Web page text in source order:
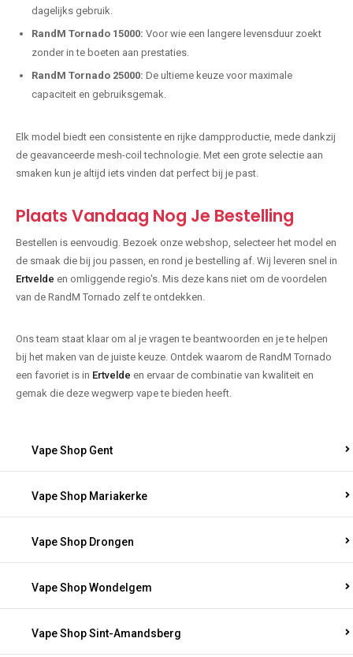
dagelijks gebruik.
RandM Tornado 15000: Voor wie een langere levensduur zoekt
zonder in te boeten aan prestaties.
RandM Tornado 25000: De ultieme keuze voor maximale
capaciteit en gebruiksgemak.
Elk model biedt een consistente en rijke dampproductie, mede dankzij
de geavanceerde mesh-coil technologie. Met een grote selectie aan
smaken kun je altijd iets vinden dat perfect bij je past.
Plaats Vandaag Nog Je Bestelling
Bestellen is eenvoudig. Bezoek onze webshop, selecteer het model en
de smaak die bij jou passen, en rond je bestelling af. Wij leveren snel in
Ertvelde en omliggende regio's. Mis deze kans niet om de voordelen
van de RandM Tornado zelf te ontdekken.
Ons team staat klaar om al je vragen te beantwoorden en je te helpen
bij het maken van de juiste keuze. Ontdek waarom de RandM Tornado
een favoriet is in Ertvelde en ervaar de combinatie van kwaliteit en
gemak die deze wegwerp vape te bieden heeft.
Vape Shop Gent
Vape Shop Mariakerke
Vape Shop Drongen
Vape Shop Wondelgem
Vape Shop Sint-Amandsberg